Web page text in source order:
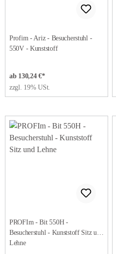
Profim - Ariz - Besucherstuhl -
550V - Kunststoff
ab 130,24 €*
zzgl. 19% USt.
PROFIm - Bit 550H -
Besucherstuhl - Kunststoff Sitz und
Lehne